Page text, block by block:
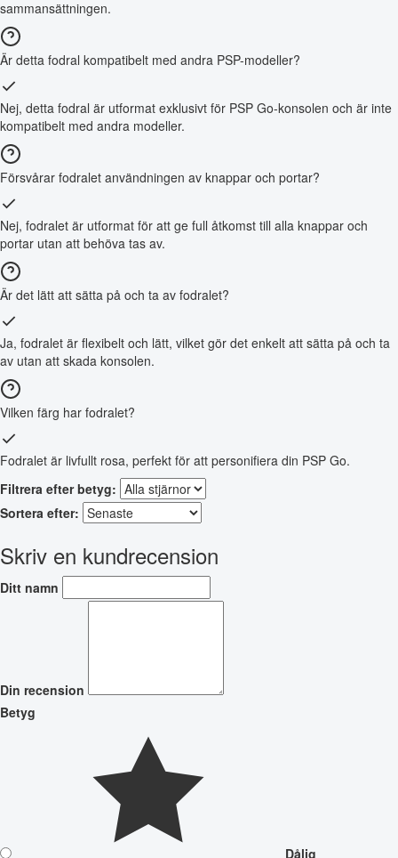
sammansättningen.
Är detta fodral kompatibelt med andra PSP-modeller?
Nej, detta fodral är utformat exklusivt för PSP Go-konsolen och är inte
kompatibelt med andra modeller.
Försvårar fodralet användningen av knappar och portar?
Nej, fodralet är utformat för att ge full åtkomst till alla knappar och
portar utan att behöva tas av.
Är det lätt att sätta på och ta av fodralet?
Ja, fodralet är flexibelt och lätt, vilket gör det enkelt att sätta på och ta
av utan att skada konsolen.
Vilken färg har fodralet?
Fodralet är livfullt rosa, perfekt för att personifiera din PSP Go.
Filtrera efter betyg:
Sortera efter:
Skriv en kundrecension
Ditt namn
Din recension
Betyg
Dålig